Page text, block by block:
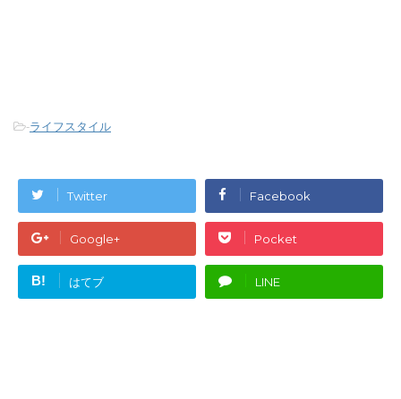
-ライフスタイル
Twitter Facebook
Google+ Pocket
B! はてブ LINE